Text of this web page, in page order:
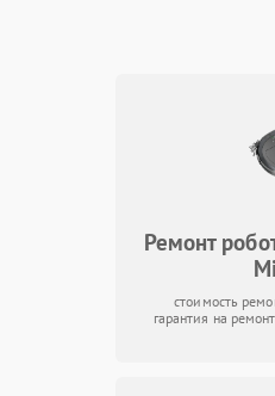
Ремонт
стоимость
гарантия на